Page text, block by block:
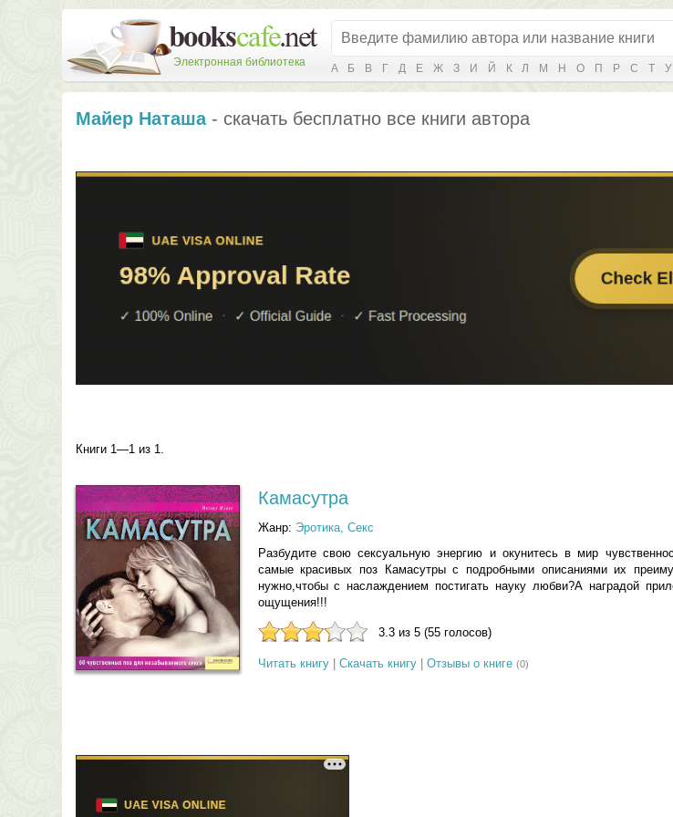
Электронная библиотека А Б В Г Д Е Ж З И Й К Л М Н О П Р С Т У
Майер Наташа- скачать бесплатно все книги автора
Книги 1—1 из 1.
Камасутра
Жанр: Эротика, Секс
Разбудите свою сексуальную энергию и окунитесь в мир
самые красивых поз Камасутры с подробными описаниями их
нужно,чтобы с наслаждением постигать науку любви?А наградой
ощущения!!!
3.3 из 5 (55 голосов)
Читать книгу| Скачать книгу| Отзывы о книге (0)